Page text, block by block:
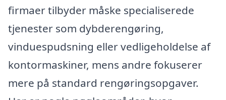
firmaer tilbyder måske specialiserede
tjenester som dybderengøring,
vinduespudsning eller vedligeholdelse af
kontormaskiner, mens andre fokuserer
mere på standard rengøringsopgaver.